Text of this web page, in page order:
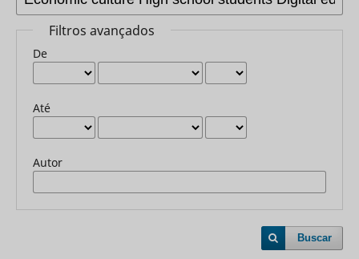
Filtros avançados
De
Até
Autor
Buscar